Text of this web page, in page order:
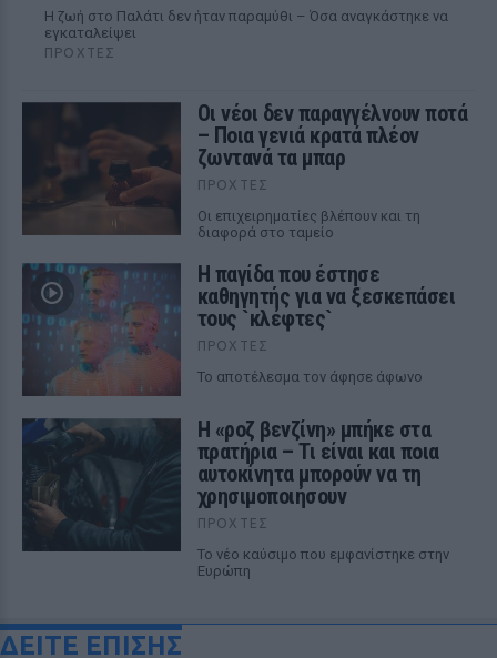
Η ζωή στο Παλάτι δεν ήταν παραμύθι – Όσα αναγκάστηκε να
εγκαταλείψει
ΠΡΟΧΤΈΣ
Οι νέοι δεν παραγγέλνουν ποτά
– Ποια γενιά κρατά πλέον
ζωντανά τα μπαρ
ΠΡΟΧΤΈΣ
Οι επιχειρηματίες βλέπουν και τη
διαφορά στο ταμείο
Η παγίδα που έστησε
καθηγητής για να ξεσκεπάσει
τους `κλέφτες`
ΠΡΟΧΤΈΣ
Το αποτέλεσμα τον άφησε άφωνο
Η «ροζ βενζίνη» μπήκε στα
πρατήρια – Τι είναι και ποια
αυτοκίνητα μπορούν να τη
χρησιμοποιήσουν
ΠΡΟΧΤΈΣ
Το νέο καύσιμο που εμφανίστηκε στην
Ευρώπη
ΔΕΙΤΕ ΕΠΙΣΗΣ